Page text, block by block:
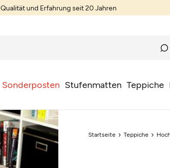
Qualität und Erfahrung seit 20 Jahren
Sonderposten Stufenmatten Teppiche
Startseite Teppiche